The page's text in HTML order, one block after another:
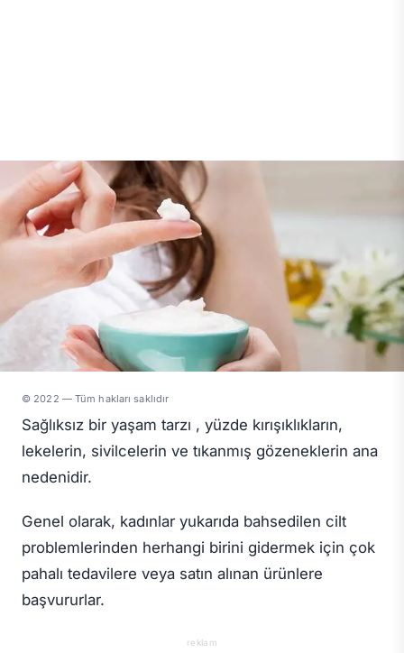
© 2022 — Tüm hakları saklıdır
Sağlıksız bir yaşam tarzı , yüzde kırışıklıkların,
lekelerin, sivilcelerin ve tıkanmış gözeneklerin ana
nedenidir.
Genel olarak, kadınlar yukarıda bahsedilen cilt
problemlerinden herhangi birini gidermek için çok
pahalı tedavilere veya satın alınan ürünlere
başvururlar.
reklam